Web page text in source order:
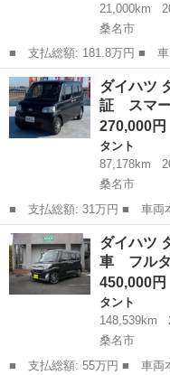
21,000km
桑名市
■ 支払総額: 181.8万円 ■ 車両本体価格： 1,767,000 円 ■ メーカ
ー名： ダイハツ ■ 車種
オーナー／純正ＳＤナビ／フ
ｏｏｔｈ...
三重 桑名市 コペン
ダイハツ
証 スマ
270,000円
タント
87,178km
桑名市
■ 支払総額: 31万円 ■ 車両本体価格： 270,000 円 ■ メーカー
名： ダイハツ ■ 車種名：
ド ３ヶ月自社保証 スマー
き ＣＤ 電動格...
三重 桑名市 タント
ダイハツ
車 フル
450,000円
タント
148,539km
桑名市
■ 支払総額: 55万円 ■ 車両本体価格： 450,000 円 ■ メーカー